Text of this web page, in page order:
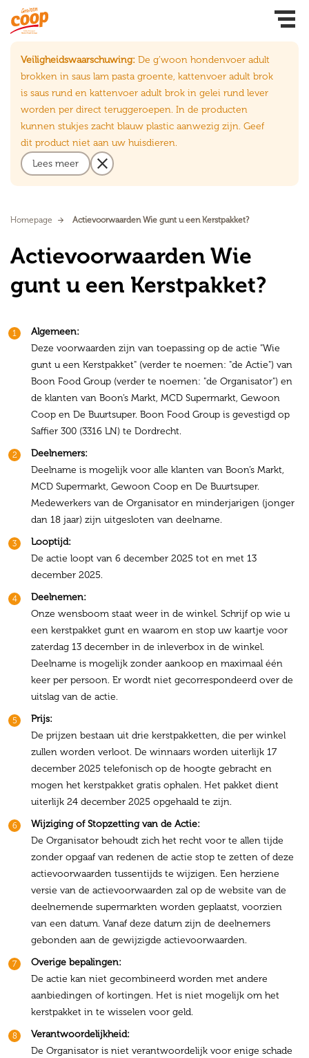
Veiligheidswaarschuwing: De g’woon hondenvoer adult
brokken in saus lam pasta groente, kattenvoer adult brok
is saus rund en kattenvoer adult brok in gelei rund lever
worden per direct teruggeroepen. In de producten
kunnen stukjes zacht blauw plastic aanwezig zijn. Geef
dit product niet aan uw huisdieren.
Lees meer
Homepage Actievoorwaarden Wie gunt u een Kerstpakket?
Actievoorwaarden Wie
gunt u een Kerstpakket?
Algemeen:
Deze voorwaarden zijn van toepassing op de actie "Wie
gunt u een Kerstpakket" (verder te noemen: "de Actie") van
Boon Food Group (verder te noemen: "de Organisator") en
de klanten van Boon’s Markt, MCD Supermarkt, Gewoon
Coop en De Buurtsuper. Boon Food Group is gevestigd op
Saffier 300 (3316 LN) te Dordrecht.
Deelnemers:
Deelname is mogelijk voor alle klanten van Boon’s Markt,
MCD Supermarkt, Gewoon Coop en De Buurtsuper.
Medewerkers van de Organisator en minderjarigen (jonger
dan 18 jaar) zijn uitgesloten van deelname.
Looptijd:
De actie loopt van 6 december 2025 tot en met 13
december 2025.
Deelnemen:
Onze wensboom staat weer in de winkel. Schrijf op wie u
een kerstpakket gunt en waarom en stop uw kaartje voor
zaterdag 13 december in de inleverbox in de winkel.
Deelname is mogelijk zonder aankoop en maximaal één
keer per persoon. Er wordt niet gecorrespondeerd over de
uitslag van de actie.
Prijs:
De prijzen bestaan uit drie kerstpakketten, die per winkel
zullen worden verloot. De winnaars worden uiterlijk 17
december 2025 telefonisch op de hoogte gebracht en
mogen het kerstpakket gratis ophalen. Het pakket dient
uiterlijk 24 december 2025 opgehaald te zijn.
Wijziging of Stopzetting van de Actie:
De Organisator behoudt zich het recht voor te allen tijde
zonder opgaaf van redenen de actie stop te zetten of deze
actievoorwaarden tussentijds te wijzigen. Een herziene
versie van de actievoorwaarden zal op de website van de
deelnemende supermarkten worden geplaatst, voorzien
van een datum. Vanaf deze datum zijn de deelnemers
gebonden aan de gewijzigde actievoorwaarden.
Overige bepalingen:
De actie kan niet gecombineerd worden met andere
aanbiedingen of kortingen. Het is niet mogelijk om het
kerstpakket in te wisselen voor geld.
Verantwoordelijkheid:
De Organisator is niet verantwoordelijk voor enige schade